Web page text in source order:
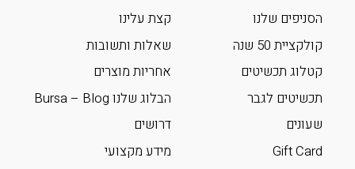
הסניפים שלנו
קולקציית 50 שנה
קטלוג תכשיטים
תכשיטים לגבר
שעונים
Gift Card
קצת עלינו
שאלות ותשובות
אחריות מוצרים
הבלוג שלנו Bursa – Blog
דרושים
מידע מקצועי